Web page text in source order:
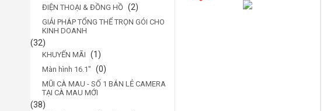
ĐIỆN THOẠI & ĐỒNG HỒ (2)
GIẢI PHÁP TỔNG THỂ TRỌN GÓI CHO
KINH DOANH
(32)
KHUYẾN MÃI (1)
Màn hình 16.1" (0)
MŨI CÀ MAU - SỐ 1 BÁN LẺ CAMERA
TẠI CÀ MAU MỚI
(38)